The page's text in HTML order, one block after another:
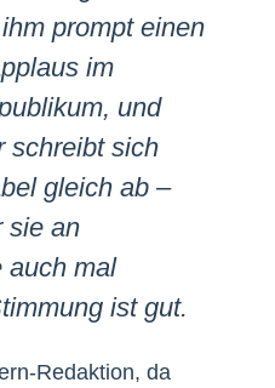
prompt einen
im
und
schreibt sich
gleich ab –
sie an
auch mal
ist gut.
Redaktion, da